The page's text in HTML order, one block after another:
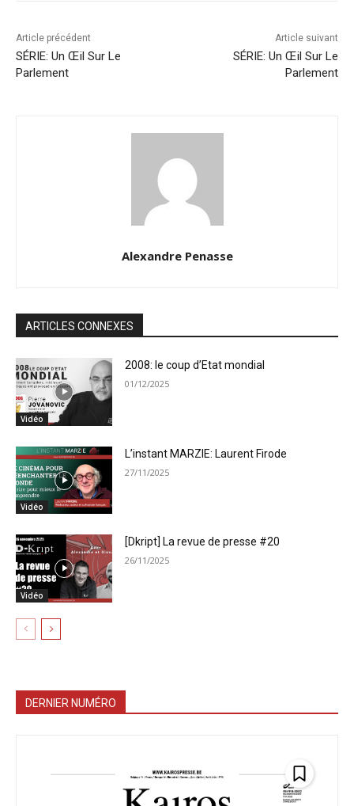
Article précédent
SÉRIE: Un Œil Sur Le
Parlement
Article suivant
SÉRIE: Un Œil Sur Le
Parlement
Alexandre Penasse
ARTICLES CONNEXES
Vidéo
2008: le coup d’Etat mondial
01/12/2025
Vidéo
L’instant MARZIE: Laurent Firode
27/11/2025
Vidéo
[Dkript] La revue de presse #20
26/11/2025
DERNIER NUMÉRO